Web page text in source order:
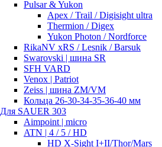
Pulsar & Yukon
Apex / Trail / Digisight ultra
Thermion / Digex
Yukon Photon / Nordforce
RikaNV xRS / Lesnik / Barsuk
Swarovski | шина SR
SFH VARD
Venox | Patriot
Zeiss | шина ZM/VM
Кольца 26-30-34-35-36-40 мм
Для SAUER 303
Aimpoint | micro
ATN | 4 / 5 / HD
HD X-Sight I+II/Thor/Mars